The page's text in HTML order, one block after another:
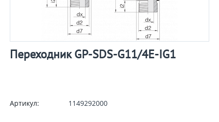
Переходник GP-SDS-G11/4E-IG1
Артикул: 1149292000